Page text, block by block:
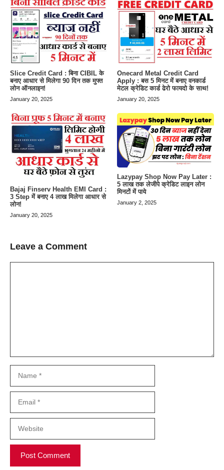
Slice Credit Card : बिना CIBIL के
बनाए आधार से मिलेगा 90 दिन तक मुफ्त
लोन ऑनलाइन!
January 20, 2025
Onecard Metal Credit Card
Apply : बस 5 मिनट में बनाए वनकार्ड
मेटल क्रेडिट कार्ड ढेरो फायदो के साथ!
January 20, 2025
Bajaj Finserv Health EMI Card :
3 Step में बनाए 4 लाख मिलेगा आधार से
लोन!
January 20, 2025
Lazypay Shop Now Pay Later :
5 लाख तक लेजीपे क्रेडिट लाइन लोन
मिनटों में पाये
January 2, 2025
Leave a Comment